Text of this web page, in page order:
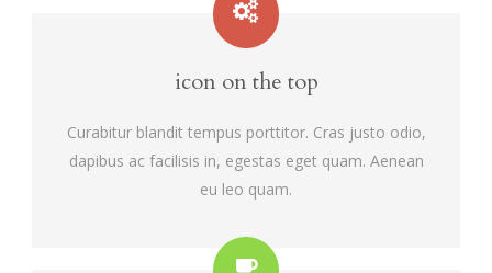
icon on the top
Curabitur blandit tempus porttitor. Cras justo odio,
dapibus ac facilisis in, egestas eget quam. Aenean
eu leo quam.